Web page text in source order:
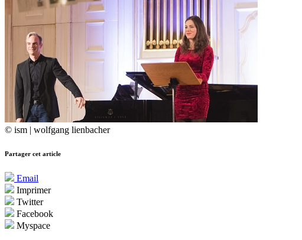
© ism | wolfgang lienbacher
Partager cet article
Email
Imprimer
Twitter
Facebook
Myspace